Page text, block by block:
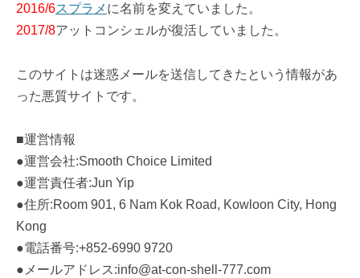
2016/6スプラメ に名前を変えていました。
2017/8アットコンシェルが復活していました。
このサイトは迷惑メールを送信してきたという情報があ
った悪質サイトです。
■運営情報
●運営会社:Smooth Choice Limited
●運営責任者:Jun Yip
●住所:Room 901, 6 Nam Kok Road, Kowloon City, Hong
Kong
●電話番号:+852-6990 9720
●メールアドレス:info@at-con-shell-777.com